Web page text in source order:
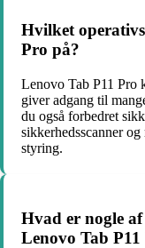
Hvilket
Pro på?
Lenovo Tab P11 Pro
giver adgang til
du også forbedret
sikkerhedsscanner
styring.
Hvad er nogle
Lenovo Tab P11